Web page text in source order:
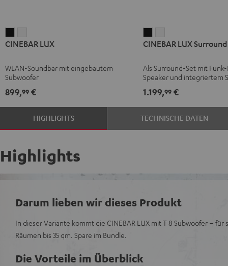
LUXLUX
CINEBAR LUX
WLAN-Soundbar mit eingebautem
Subwoofer
899,99 €
LUX
"5.0-
Set"
Schwarz
LUX
"5.0-
Set"
Weiß
CINEBAR LUX
Als Surround-Set mit
Speaker und integriertem
1.199,99€
HIGHLIGHTS TECHNISCHE DATEN
Highlights
Darum lieben wir dieses Produkt
In dieser Variante kommt die CINEBAR LUX mit T 8 Subwoofer –
Räumen bis 35 qm. Spare im Bundle.
Die Vorteile im Überblick